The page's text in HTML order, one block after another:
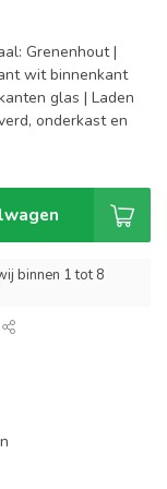
Grenenhout |
wit binnenkant
glas | Laden
onderkast en
binnen 1 tot 8